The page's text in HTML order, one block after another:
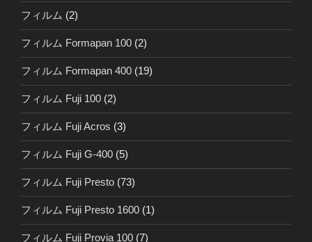
フィルム (2)
フィルム Formapan 100 (2)
フィルム Formapan 400 (19)
フィルム Fuji 100 (2)
フィルム Fuji Acros (3)
フィルム Fuji G-400 (5)
フィルム Fuji Presto (73)
フィルム Fuji Presto 1600 (1)
フィルム Fuji Provia 100 (7)